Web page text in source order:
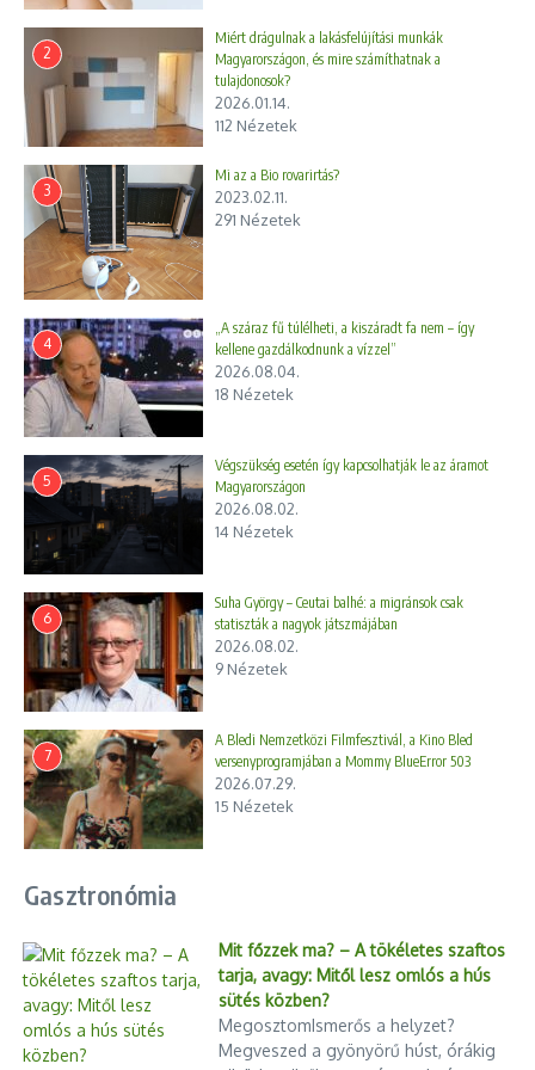
2
Miért drágulnak a lakásfelújítási munkák
Magyarországon, és mire számíthatnak a
tulajdonosok?
2026.01.14.
112 Nézetek
3
Mi az a Bio rovarirtás?
2023.02.11.
291 Nézetek
4
„A száraz fű túlélheti, a kiszáradt fa nem – így
kellene gazdálkodnunk a vízzel”
2026.08.04.
18 Nézetek
5
Végszükség esetén így kapcsolhatják le az áramot
Magyarországon
2026.08.02.
14 Nézetek
6
Suha György – Ceutai balhé: a migránsok csak
statiszták a nagyok játszmájában
2026.08.02.
9 Nézetek
7
A Bledi Nemzetközi Filmfesztivál, a Kino Bled
versenyprogramjában a Mommy BlueError 503
2026.07.29.
15 Nézetek
Gasztronómia
Mit főzzek ma? – A tökéletes szaftos
tarja, avagy: Mitől lesz omlós a hús
sütés közben?
MegosztomIsmerős a helyzet?
Megveszed a gyönyörű húst, órákig